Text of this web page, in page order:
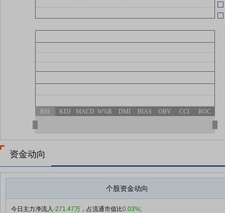
RSI KDJ MACD W%R DMI BIAS OBV CCI ROC
资金动向
个股资金动向
今日主力净流入-271.47万 ，占流通市值比0.03%;